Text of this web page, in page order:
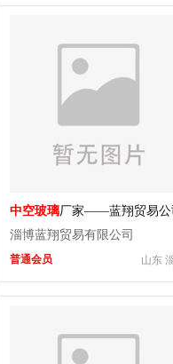
中空玻璃厂家——蓝翔贸易公
供
淄博蓝翔贸易有限公司
山东
普通会员